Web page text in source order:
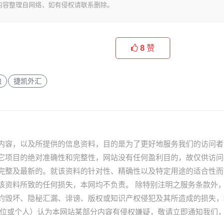
整理自网络，如有侵权请联系删除。
8 赞
捷凯外汇
容，以及所提供的信息资料，目的是为了更好地服务我们的访问
项目的绝对准确性和完整性，网站没有任何盈利目的，故仅供访
整及最新的。就该资料的针对性、精确性以及特定用途的适合性
资料所致的任何损失，本网均不负责。 除特别注明之服务条款外
毁坏、隐秘汇漏、诽谤、版权或知识产权侵犯及其所造成的损失
或个人）认为本网站某部分内容有侵权嫌疑，敬请立即通知我们